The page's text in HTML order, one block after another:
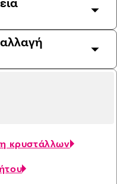
κρυστάλλων